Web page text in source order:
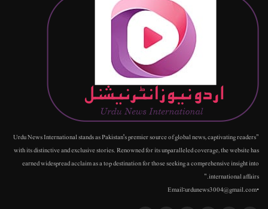
"Urdu News International stands as Pakistan's premier source of global news, captivating readers
with its distinctive and exclusive stories. Renowned for its unparalleled coverage, the website has
earned widespread acclaim as a top destination for those seeking a comprehensive insight into
international affairs."
•Email:urdunews3004@gmail.com